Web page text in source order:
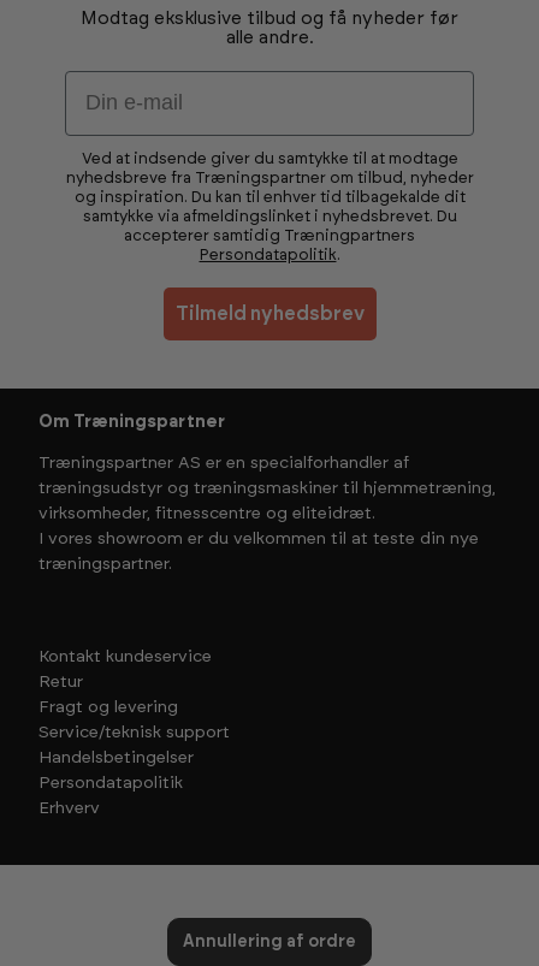
Modtag eksklusive tilbud og få nyheder før
alle andre.
Email
Ved at indsende giver du samtykke til at modtage
nyhedsbreve fra Træningspartner om tilbud, nyheder
og inspiration. Du kan til enhver tid tilbagekalde dit
samtykke via afmeldingslinket i nyhedsbrevet. Du
accepterer samtidig Træningpartners
Persondatapolitik.
Tilmeld nyhedsbrev
Om Træningspartner
Træningspartner AS er en specialforhandler af
træningsudstyr og træningsmaskiner til hjemmetræning,
virksomheder, fitnesscentre og eliteidræt.
I vores showroom er du velkommen til at teste din nye
træningspartner.
Kontakt kundeservice
Retur
Fragt og levering
Service/teknisk support
Handelsbetingelser
Persondatapolitik
Erhverv
Annullering af ordre